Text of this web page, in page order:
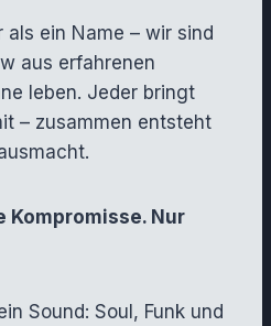
als ein Name – wir sind
aus erfahrenen
leben. Jeder bringt
– zusammen entsteht
Kompromisse. Nur
Sound: Soul, Funk und